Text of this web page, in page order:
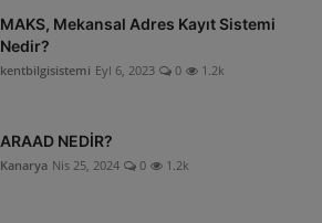
MAKS, Mekansal Adres Kayıt Sistemi
Nedir?
kentbilgisistemi Eyl 6, 2023 0 1.2k
ARAAD NEDİR?
Kanarya Nis 25, 2024 0 1.2k